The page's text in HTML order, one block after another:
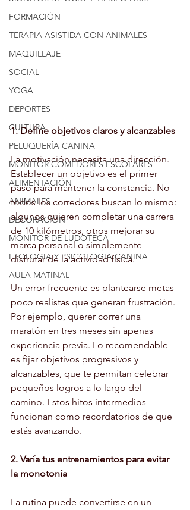
FORMACIÓN
TERAPIA ASISTIDA CON ANIMALES
MAQUILLAJE
SOCIAL
YOGA
DEPORTES
CULTURA
PELUQUERÍA CANINA
MONITOR COMEDORES ESCOLARES
ALIMENTACIÓN
ANIMALES
DECORACIÓN
MONITOR DE LUDOTECA
ETOLOGIA Y PSICOLOGIA CANINA
AULA MATINAL
1. Define objetivos claros y alcanzables
La motivación necesita una dirección.
Establecer un objetivo es el primer
paso para mantener la constancia. No
todos los corredores buscan lo mismo:
algunos quieren completar una carrera
de 10 kilómetros, otros mejorar su
marca personal o simplemente
disfrutar de la actividad física.
Un error frecuente es plantearse metas
poco realistas que generan frustración.
Por ejemplo, querer correr una
maratón en tres meses sin apenas
experiencia previa. Lo recomendable
es fijar objetivos progresivos y
alcanzables, que te permitan celebrar
pequeños logros a lo largo del
camino. Estos hitos intermedios
funcionan como recordatorios de que
estás avanzando.
2. Varía tus entrenamientos para evitar
la monotonía
La rutina puede convertirse en un